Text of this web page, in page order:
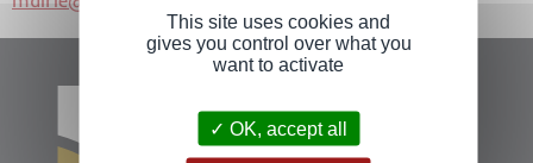
This site uses cookies and
gives you control over what you
want to activate
OK, accept all